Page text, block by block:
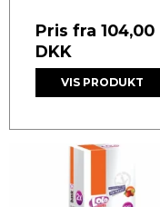
Pris fra 104,00
DKK
VIS PRODUKT